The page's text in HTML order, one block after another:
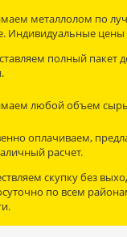
металлолом по
Индивидуальные
полный пакет
любой объем
оплачиваем,
расчет.
скупку без
по всем